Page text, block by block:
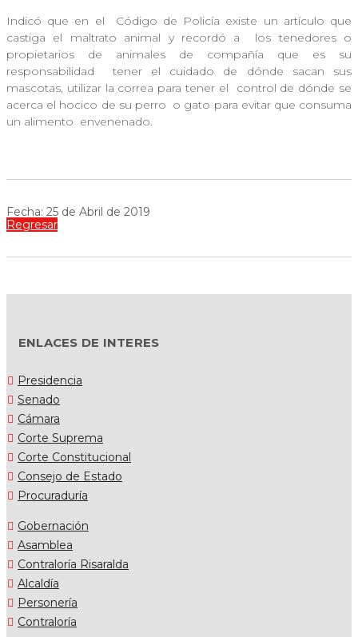
Indicó que en el
Código de Policía existe un artículo que
castiga el maltrato animal y recordó a
los tenedores o
propietarios de animales de compañía que es su
responsabilidad
tener el cuidado de dónde sacan sus
mascotas, utilizar la correa para tener el
control de dónde se
acerca el hocico de su perro o gato para evitar que consuma
un alimento envenenado.
Fecha: 25 de Abril de 2019
Regresar
ENLACES DE INTERES
Presidencia
Senado
Cámara
Corte Suprema
Corte Constitucional
Consejo de Estado
Procuraduría
Gobernación
Asamblea
Contraloría Risaralda
Alcaldía
Personería
Contraloría